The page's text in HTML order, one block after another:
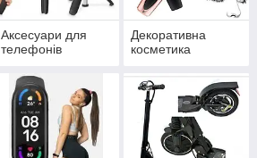
Аксесуари для
телефонів
Декоративна
косметика